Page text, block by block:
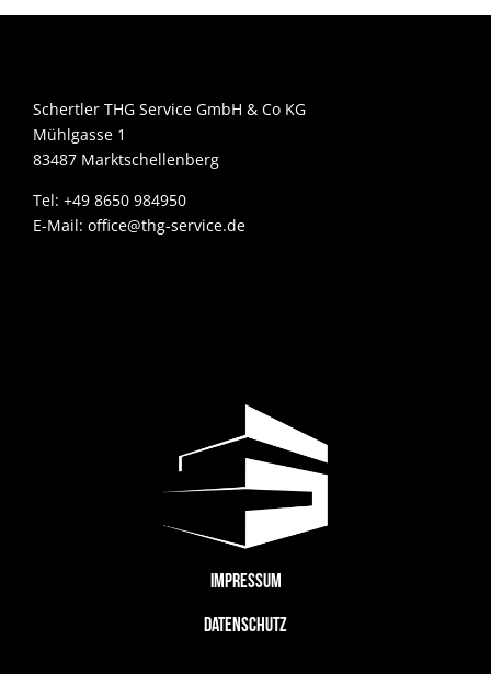
Schertler THG Service GmbH & Co KG
Mühlgasse 1
83487 Marktschellenberg
Tel: +49 8650 984950
E-Mail: office@thg-service.de
IMPRESSUM
DATENSCHUTZ